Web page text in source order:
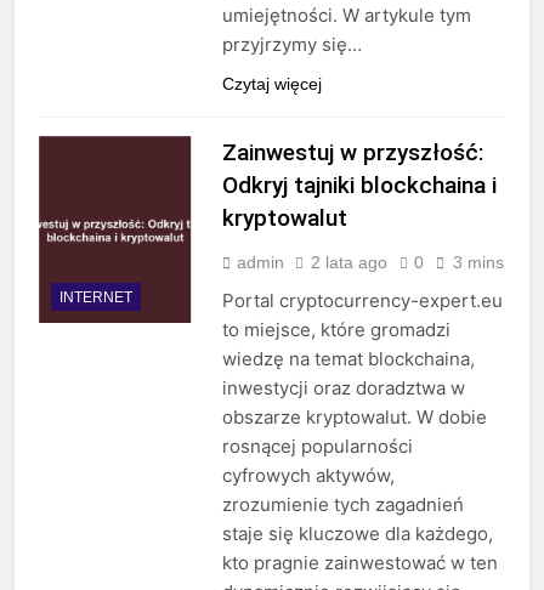
umiejętności. W artykule tym
przyjrzymy się…
Czytaj więcej
INTERNET
Zainwestuj w przyszłość:
Odkryj tajniki blockchaina i
kryptowalut
admin 2 lata ago 0 3 mins
Portal cryptocurrency-expert.eu
to miejsce, które gromadzi
wiedzę na temat blockchaina,
inwestycji oraz doradztwa w
obszarze kryptowalut. W dobie
rosnącej popularności
cyfrowych aktywów,
zrozumienie tych zagadnień
staje się kluczowe dla każdego,
kto pragnie zainwestować w ten